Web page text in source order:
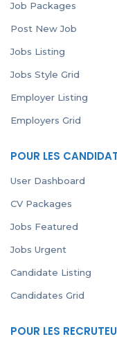
Job Packages
Post New Job
Jobs Listing
Jobs Style Grid
Employer Listing
Employers Grid
POUR LES
User Dashboard
CV Packages
Jobs Featured
Jobs Urgent
Candidate Listing
Candidates Grid
POUR LES